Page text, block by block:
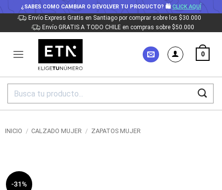
¿SABES COMO CAMBIAR O DEVOLVER TU PRODUCTO? 🛍CLICK AQUÍ
Saltar
al
Envío Express Gratis en Santiago por comprar sobre los $30.000
Envío GRATIS A TODO CHILE en compras sobre $50.000
0
Buscar
INICIO / CALZADO MUJER / ZAPATOS MUJER
-31%